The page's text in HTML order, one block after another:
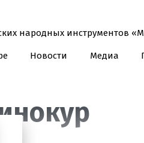
Новости Медиа